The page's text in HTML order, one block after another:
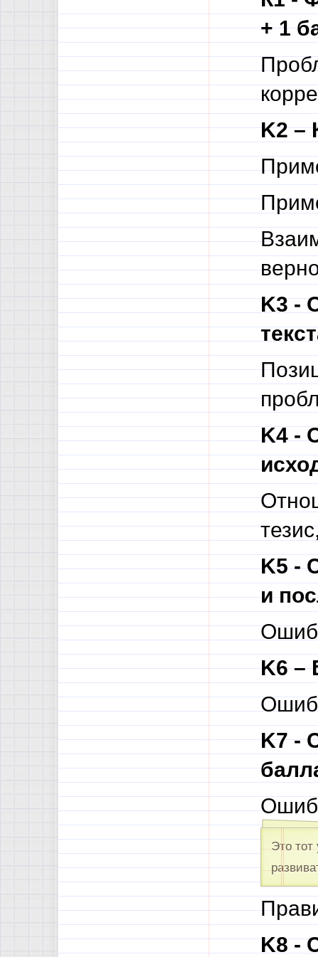
+ 1
K2 –
K3 -
K4 -
K5 -
и
K6 –
K7 -
Это тот
K8 -